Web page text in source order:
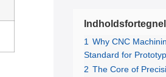
1 Why CNC
Standard for
2 The Core of